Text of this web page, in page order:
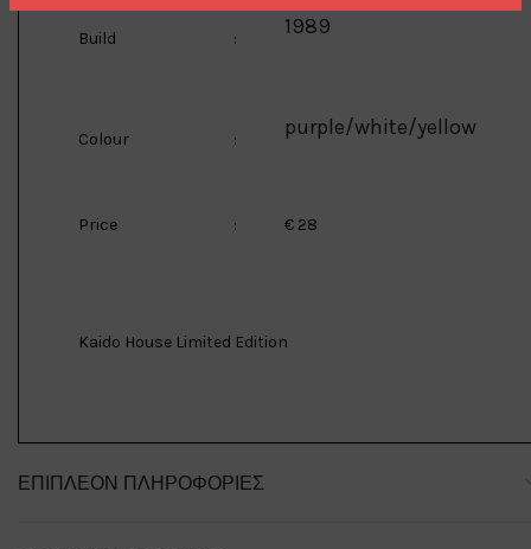
Build : 1989
Colour : purple/white/yellow
Price : € 28
Kaido House Limited Edition
ΕΠΙΠΛΈΟΝ ΠΛΗΡΟΦΟΡΊΕΣ